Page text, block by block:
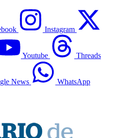
Instagram
Youtube Threads
News
WhatsApp